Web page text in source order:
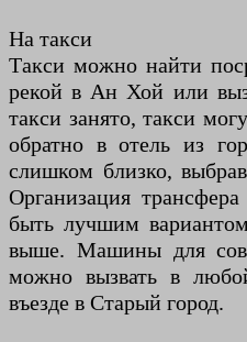
На такси
Такси можно найти
рекой в Ан Хой или
такси занято, такси
обратно в отель из
слишком близко,
Организация
быть лучшим
выше. Машины для
можно вызвать в
въезде в Старый город.